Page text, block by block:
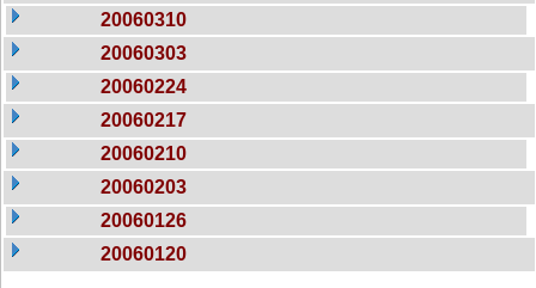
20060310
20060303
20060224
20060217
20060210
20060203
20060126
20060120